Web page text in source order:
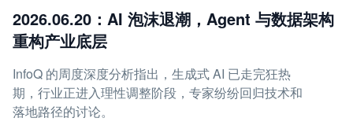
2026.06.20：AI 泡沫退潮，Agent 与数据架构
重构产业底层
InfoQ 的周度深度分析指出，生成式 AI 已走完狂热
期，行业正进入理性调整阶段，专家纷纷回归技术和
落地路径的讨论。